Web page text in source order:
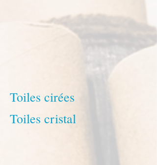
Toiles cirées
Toiles cristal